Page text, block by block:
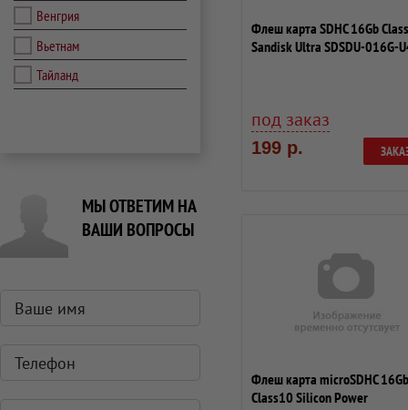
Венгрия
Вьетнам
Тайланд
МЫ ОТВЕТИМ НА
ВАШИ ВОПРОСЫ
Флеш карта SDHC 16Gb
Sandisk Ultra SDSDU-016G-
под заказ
199 р.
Флеш карта microSDHC 16Gb
Class10 Silicon Power